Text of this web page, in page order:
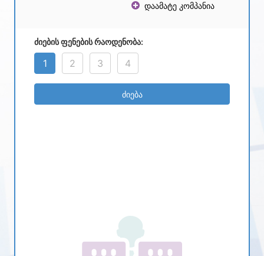
დაამატე კომპანია
ძიების ფენების რაოდენობა:
1 2 3 4
ძიება